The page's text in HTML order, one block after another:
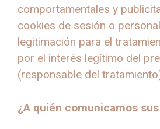
comportamentales y
cookies de sesión o
legitimación para el
por el interés legítimo del
(responsable del
¿A quién comunicamos